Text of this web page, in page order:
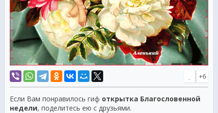
+6
Если Вам понравилось гиф открытка Благословенной
недели, поделитесь ею с друзьями.